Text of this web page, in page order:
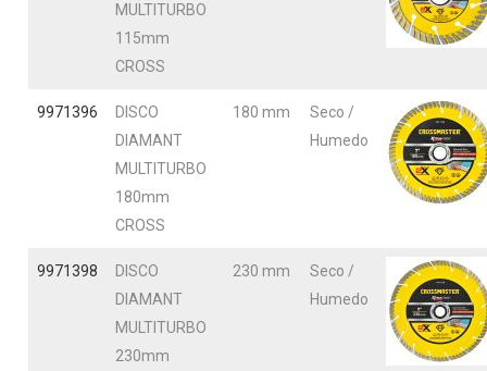
MULTITURBO
115mm
CROSS
9971396
DISCO
DIAMANT
MULTITURBO
180mm
CROSS
180 mm
Seco /
Humedo
9971398
DISCO
DIAMANT
MULTITURBO
230mm
230 mm
Seco /
Humedo